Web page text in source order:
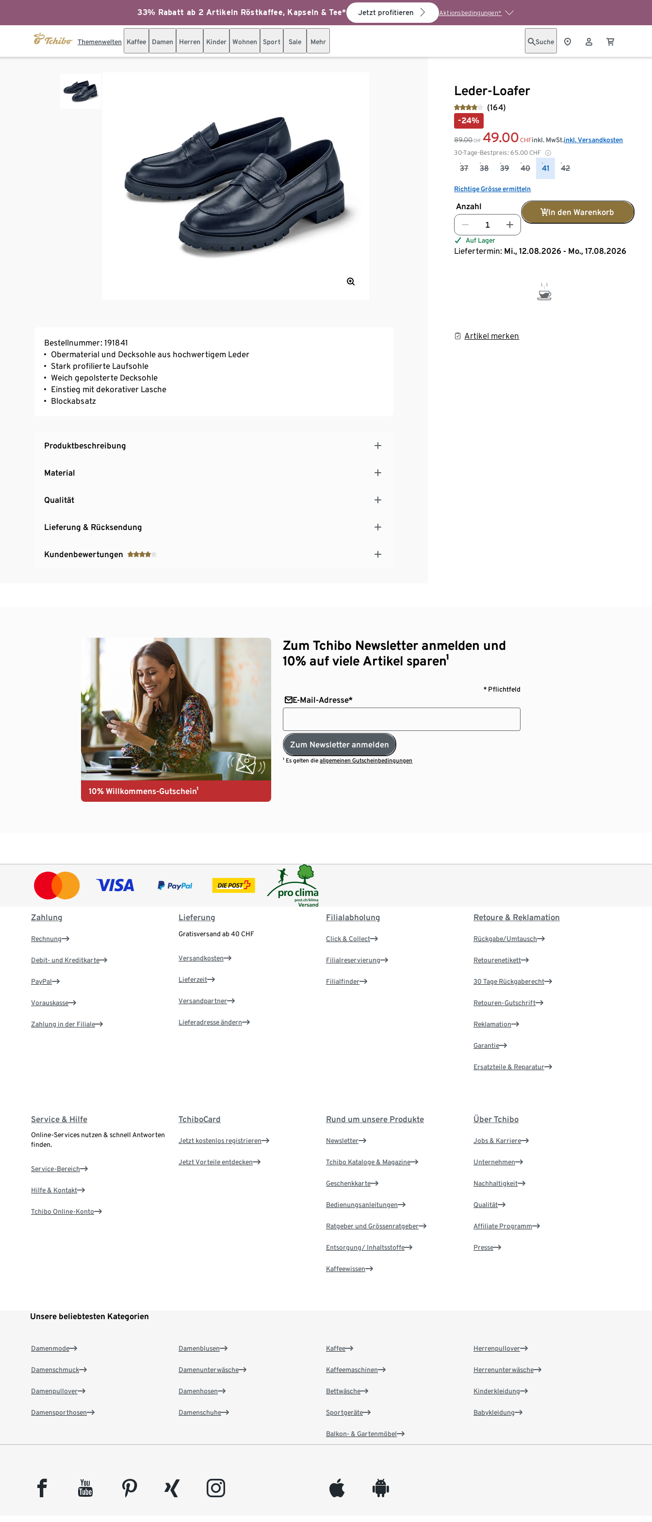
33% Rabatt ab 2 Artikeln Röstkaffee, Kapseln & Tee* Jetzt profitieren Aktionsbedingungen*
Themenwelten Kaffee Damen Herren Kinder Wohnen Sport Sale Mehr Suche
Leder-Loafer
(164)
-24%
89.00 CHF 49.00 CHF
30-Tage-Bestpreis: 65.00 CHF
inkl. MwSt.inkl. Versandkosten
37 38 39 40 41 42
Richtige Grösse ermitteln
Anzahl
In den Warenkorb
Auf Lager
Liefertermin: Mi., 12.08.2026 - Mo., 17.08.2026
Artikel merken
Bestellnummer: 191841
Obermaterial und Decksohle aus hochwertigem Leder
Stark profilierte Laufsohle
Weich gepolsterte Decksohle
Einstieg mit dekorativer Lasche
Blockabsatz
Produktbeschreibung
Material
Qualität
Lieferung & Rücksendung
Kundenbewertungen
10% Willkommens-Gutschein¹
Zum Tchibo Newsletter anmelden und
10% auf viele Artikel sparen¹
* Pflichtfeld
E-Mail-Adresse*
Zum Newsletter anmelden
¹ Es gelten dieallgemeinen Gutscheinbedingungen
Zahlung
Rechnung
Debit- und Kreditkarte
PayPal
Vorauskasse
Zahlung in der Filiale
Lieferung
Gratisversand ab 40 CHF
Versandkosten
Lieferzeit
Versandpartner
Lieferadresse ändern
Filialabholung
Click & Collect
Filialreservierung
Filialfinder
Retoure & Reklamation
Rückgabe/Umtausch
Retourenetikett
30 Tage Rückgaberecht
Retouren-Gutschrift
Reklamation
Garantie
Ersatzteile & Reparatur
Service & Hilfe
Online-Services nutzen & schnell Antworten
finden.
Service-Bereich
Hilfe & Kontakt
Tchibo Online-Konto
TchiboCard
Jetzt kostenlos registrieren
Jetzt Vorteile entdecken
Rund um unsere Produkte
Newsletter
Tchibo Kataloge & Magazine
Geschenkkarte
Bedienungsanleitungen
Ratgeber und Grössenratgeber
Entsorgung/ Inhaltsstoffe
Kaffeewissen
Über Tchibo
Jobs & Karriere
Unternehmen
Nachhaltigkeit
Qualität
Affiliate Programm
Presse
Unsere beliebtesten Kategorien
Damenmode
Damenschmuck
Damenpullover
Damensporthosen
Damenblusen
Damenunterwäsche
Damenhosen
Damenschuhe
Kaffee
Kaffeemaschinen
Bettwäsche
Sportgeräte
Balkon- & Gartenmöbel
Herrenpullover
Herrenunterwäsche
Kinderkleidung
Babykleidung
facebook youtube pinterest xing instagram appleinc android